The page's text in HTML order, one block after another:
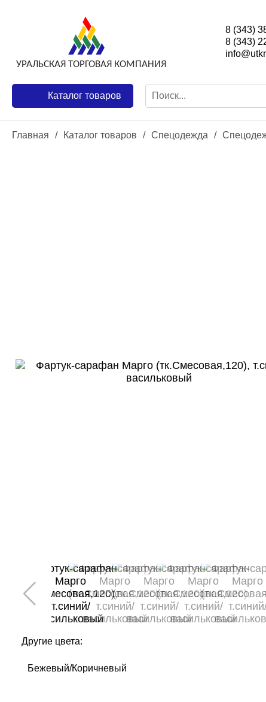
8 (343)
8 (343)
Каталог товаров
Главная / Каталог товаров / Спецодежда /
Другие цвета:
Бежевый/Коричневый